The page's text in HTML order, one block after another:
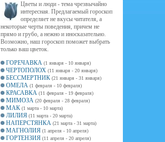
Цветы и люди - тема чрезвычайно
интересная. Предлагаемый гороскоп
определяет не вкусы читателя, а
некоторые черты поведения, причем не
прямо и грубо, а нежно и иносказательно.
Возможно, наш гороскоп поможет выбрать
только ваш цветок.
ГОРЕЧАВКА (1 января - 10 января)
ЧЕРТОПОЛОХ (11 января - 20 января)
БЕССМЕРТНИК (21 января - 31 января)
ОМЕЛА (1 февраля - 10 февраля)
КРАСАВКА (11 февраля - 19 февраля)
МИМОЗА (20 февраля - 28 февраля)
МАК (1 марта - 10 марта)
ЛИЛИЯ (11 марта - 20 марта)
НАПЕРСТЯНКА (21 марта - 31 марта)
МАГНОЛИЯ (1 апреля - 10 апреля)
ГОРТЕНЗИЯ (11 апреля - 20 апреля)